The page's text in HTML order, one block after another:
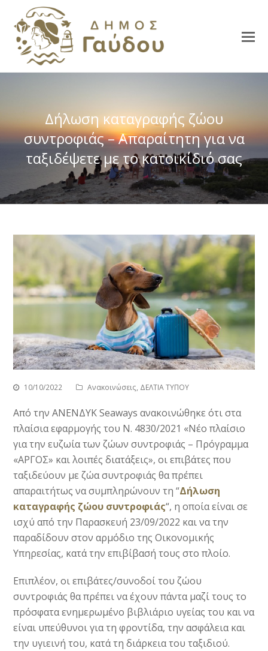
Δήλωση καταγραφής ζώου
συντροφιάς – Απαραίτητη για να
ταξιδέψετε με το κατοικίδιό σας
10/10/2022 Ανακοινώσεις, ΔΕΛΤΙΑ ΤΥΠΟΥ
Από την ΑΝΕΝΔΥΚ Seaways ανακοινώθηκε ότι στα
πλαίσια εφαρμογής του Ν. 4830/2021 «Νέο πλαίσιο
για την ευζωία των ζώων συντροφιάς – Πρόγραμμα
«ΑΡΓΟΣ» και λοιπές διατάξεις», οι επιβάτες που
ταξιδεύουν με ζώα συντροφιάς θα πρέπει
απαραιτήτως να συμπληρώνουν τη “Δήλωση
καταγραφής ζώου συντροφιάς“, η οποία είναι σε
ισχύ από την Παρασκευή 23/09/2022 και να την
παραδίδουν στον αρμόδιο της Οικονομικής
Υπηρεσίας, κατά την επιβίβασή τους στο πλοίο.
Επιπλέον, οι επιβάτες/συνοδοί του ζώου
συντροφιάς θα πρέπει να έχουν πάντα μαζί τους το
πρόσφατα ενημερωμένο βιβλιάριο υγείας του και να
είναι υπεύθυνοι για τη φροντίδα, την ασφάλεια και
την υγιεινή του, κατά τη διάρκεια του ταξιδιού.